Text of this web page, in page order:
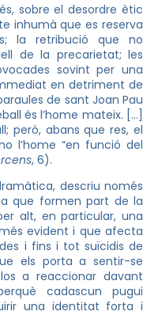
sobre el desordre ètic
inhumà que es reserva
la retribució que no
de la precarietat; les
sovint per una
en detriment de
de sant Joan Pau
és l’home mateix. […]
però, abans que res, el
l’home “en funció del
, 6).
descriu només
que formen part de la
alt, en particular, una
evident i que afecta
i fins i tot suïcidis de
els porta a sentir-se
los a reaccionar davant
cadascun pugui
una identitat forta i